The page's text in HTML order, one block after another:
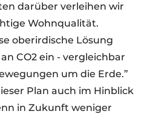
darüber verleihen wir
Wohnqualität.
oberirdische Lösung
CO2 ein - vergleichbar
um die Erde.”
Plan auch im Hinblick
in Zukunft weniger